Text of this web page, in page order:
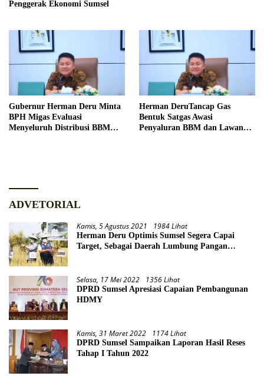
Penggerak Ekonomi Sumsel
Gubernur Herman Deru Minta
BPH Migas Evaluasi
Menyeluruh Distribusi BBM
Herman DeruTancap Gas
Bentuk Satgas Awasi
Penyaluran BBM dan Lawan
ADVETORIAL
Kamis, 5 Agustus 2021 1984 Lihat
Herman Deru Optimis Sumsel Segera Capai
Target, Sebagai Daerah Lumbung Pangan
Selasa, 17 Mei 2022 1356 Lihat
DPRD Sumsel Apresiasi Capaian Pembangunan
HDMY
Kamis, 31 Maret 2022 1174 Lihat
DPRD Sumsel Sampaikan Laporan Hasil Reses
Tahap I Tahun 2022